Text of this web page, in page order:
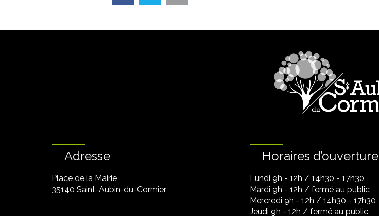
Adresse
Place de la Mairie
35140 Saint-Aubin-du-Cormier
Horaires d’ouverture
Lundi 9h - 12h / 14h30 - 17h30
Mardi 9h - 12h / fermé au public
Mercredi 9h - 12h / 14h30 - 17h30
Jeudi 9h - 12h / fermé au public